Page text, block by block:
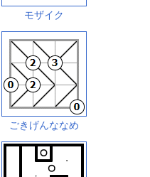
モザイク
ごきげんななめ